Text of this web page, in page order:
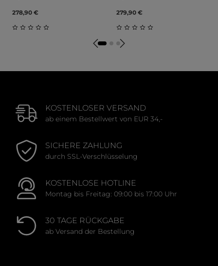
278,90 €
Durchschnittliche Bewertung von 0 von 5 Sternen
279,90 €
Durchschnittliche
KOSTENLOSER VERSAND
ab einem Bestellwert von EUR 34,-
SICHERE ZAHLUNG
durch SSL-Verschlüsselung
KOSTENLOSE HOTLINE
Montag bis Freitag: 09:00 bis 17:00 Uhr
30 TAGE RÜCKGABE
ab Versand der Bestellung